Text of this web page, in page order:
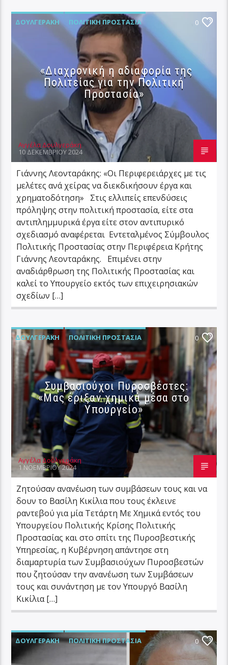
ΔΟΥΛΓΕΡΆΚΗ ΠΟΛΙΤΙΚΉ ΠΡΟΣΤΑΣΊΑ 0
«Διαχρονική η αδιαφορία της
Πολιτείας για την Πολιτική
Προστασία»
Αγγέλα Δουλγεράκη
10 ΔΕΚΕΜΒΡΊΟΥ 2024
Γιάννης Λεονταράκης: «Οι Περιφερειάρχες με τις
μελέτες ανά χείρας να διεκδικήσουν έργα και
χρηματοδότηση» Στις ελλιπείς επενδύσεις
πρόληψης στην πολιτική προστασία, είτε στα
αντιπλημμυρικά έργα είτε στον αντιπυρικό
σχεδιασμό αναφέρεται Εντεταλμένος Σύμβουλος
Πολιτικής Προστασίας στην Περιφέρεια Κρήτης
Γιάννης Λεονταράκης. Επιμένει στην
αναδιάρθρωση της Πολιτικής Προστασίας και
καλεί το Υπουργείο εκτός των επιχειρησιακών
σχεδίων […]
ΔΟΥΛΓΕΡΆΚΗ ΠΟΛΙΤΙΚΉ ΠΡΟΣΤΑΣΊΑ 0
Συμβασιούχοι Πυροσβέστες:
«Μας έριξαν χημικά μέσα στο
Υπουργείο»
Αγγέλα Δουλγεράκη
1 ΝΟΕΜΒΡΊΟΥ 2024
Ζητούσαν ανανέωση των συμβάσεων τους και να
δουν το Βασίλη Κικίλια που τους έκλεινε
ραντεβού για μία Τετάρτη Με Χημικά εντός του
Υπουργείου Πολιτικής Κρίσης Πολιτικής
Προστασίας και στο σπίτι της Πυροσβεστικής
Υπηρεσίας, η Κυβέρνηση απάντησε στη
διαμαρτυρία των Συμβασιούχων Πυροσβεστών
που ζητούσαν την ανανέωση των Συμβάσεων
τους και συνάντηση με τον Υπουργό Βασίλη
Κικίλια […]
ΔΟΥΛΓΕΡΆΚΗ ΠΟΛΙΤΙΚΉ ΠΡΟΣΤΑΣΊΑ 0